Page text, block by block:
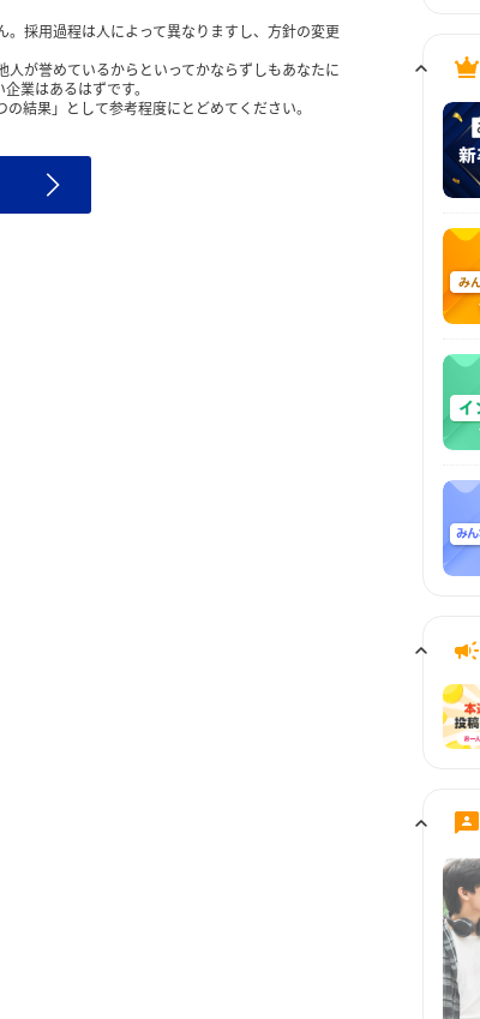
採用過程は人によって異なりますし、方針の変更
が誉めているからといってかならずしもあなたに
業はあるはずです。
結果」として参考程度にとどめてください。